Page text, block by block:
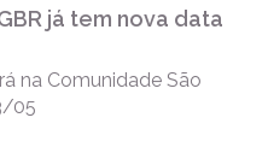
já tem nova data
na Comunidade São
05